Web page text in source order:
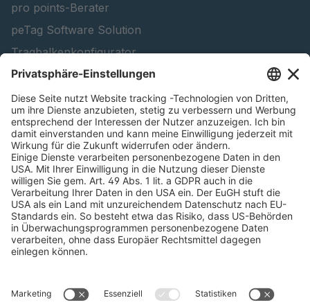
pro points-Berater
peTag Software Solution
Tragbalkenkonfigurator
Schneekettenkonfigurator - Firmenkunden
Schneekettenkonfigurator - Privatkunden
Forstprodukte finden
Kataloge
RECHTLICHE INFORMATIONEN
Zertifikate
Bildnutzungsvereinbarung
AGBs
Datenschutz
Impressum